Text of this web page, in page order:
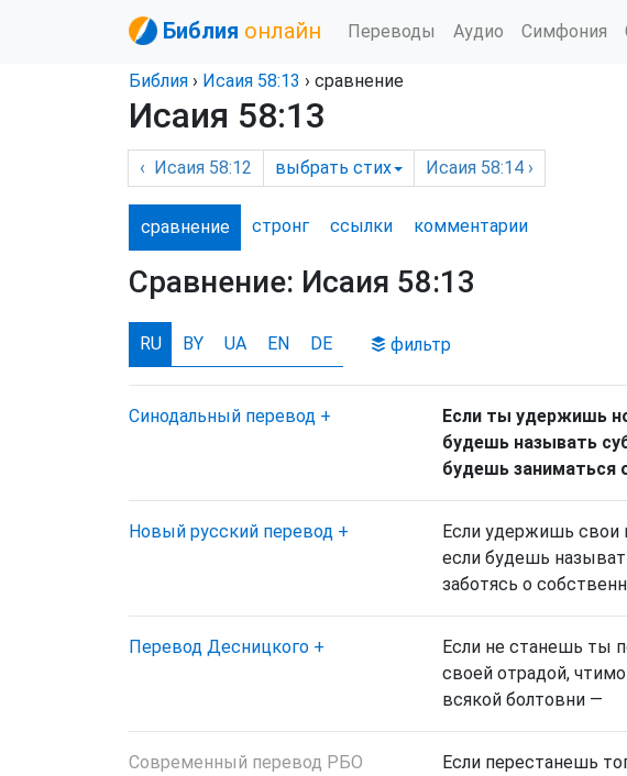
Библия онлайн Переводы Аудио Симфония
Библия › Исаия 58:13 › сравнение
Исаия 58:13
‹ Исаия 58:12 выбрать стих Исаия 58:14 ›
сравнение стронг ссылки комментарии
Сравнение: Исаия 58:13
RU BY UA EN DE фильтр
Синодальный перевод +
Если ты удержишь
будешь называть
будешь заниматься
Новый русский перевод +
Если удержишь свои
если будешь
заботясь о
Перевод Десницкого +
Если не станешь ты
своей отрадой,
всякой болтовни —
Современный перевод РБО
Если перестанешь